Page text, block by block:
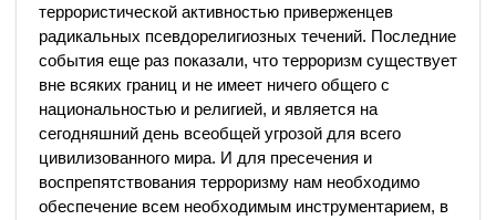
террористической активностью приверженцев
радикальных псевдорелигиозных течений. Последние
события еще раз показали, что терроризм существует
вне всяких границ и не имеет ничего общего с
национальностью и религией, и является на
сегодняшний день всеобщей угрозой для всего
цивилизованного мира. И для пресечения и
воспрепятствования терроризму нам необходимо
обеспечение всем необходимым инструментарием, в